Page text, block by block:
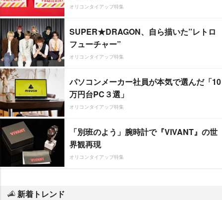
オリコンタイアップ特集
SUPER★DRAGON、自ら描いた”レトロ
フューチャー”
オリコンタイアップ特集
パソコンメーカー社員が本気で選んだ「10
万円台PC３選」
オリコンタイアップ特集
「別班のよう」腕時計で『VIVANT』の世
界観再現
オリコンタイアップ特集
新着トレンド